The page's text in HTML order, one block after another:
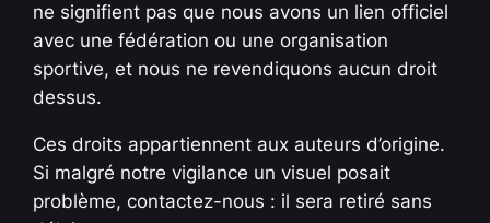
ne signifient pas que nous avons un lien officiel
avec une fédération ou une organisation
sportive, et nous ne revendiquons aucun droit
dessus.
Ces droits appartiennent aux auteurs d’origine.
Si malgré notre vigilance un visuel posait
problème, contactez-nous : il sera retiré sans